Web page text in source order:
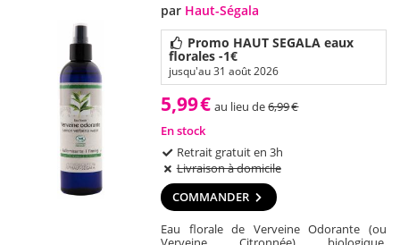
par Haut-Ségala
Promo HAUT SEGALA eaux
florales -1€
jusqu'au 31 août 2026
5,99€ au lieu de6,99€
En stock
Retrait gratuit en 3h
Livraison à domicile
COMMANDER
Eau florale de Verveine Odorante (ou